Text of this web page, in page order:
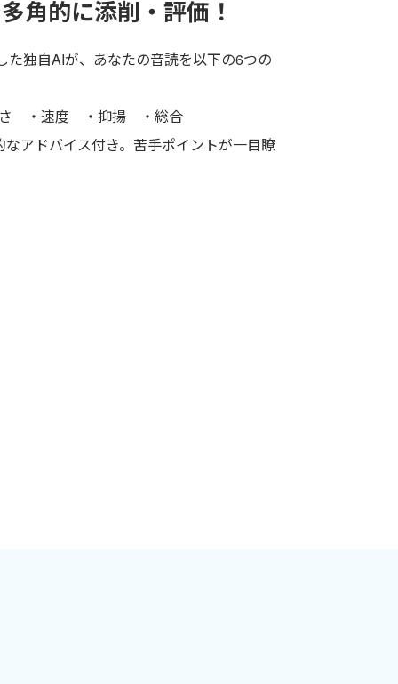
多角的に添削・評価！
独自AIが、あなたの音読を以下の6つの
・速度 ・抑揚 ・総合
アドバイス付き。苦手ポイントが一目瞭